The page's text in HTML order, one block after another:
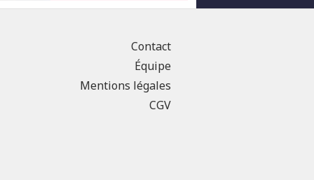
Contact
Équipe
Mentions légales
CGV